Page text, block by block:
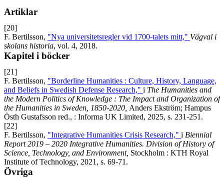
Artiklar
[20]
F. Bertilsson, "Nya universitetsregler vid 1700-talets mitt," Vägval i
skolans historia, vol. 4, 2018.
Kapitel i böcker
[21]
F. Bertilsson, "Borderline Humanities : Culture, History, Language,
and Beliefs in Swedish Defense Research," i The Humanities and
the Modern Politics of Knowledge : The Impact and Organization of
the Humanities in Sweden, 1850-2020, Anders Ekström; Hampus
Östh Gustafsson red., : Informa UK Limited, 2025, s. 231-251.
[22]
F. Bertilsson, "Integrative Humanities Crisis Research," i Biennial
Report 2019 – 2020 Integrative Humanities. Division of History of
Science, Technology, and Environment, Stockholm : KTH Royal
Institute of Technology, 2021, s. 69-71.
Övriga